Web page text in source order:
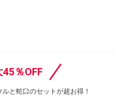
％OFF
と蛇口のセットが超お得！